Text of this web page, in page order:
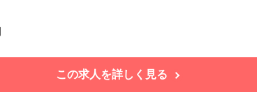
この求人を詳しく見る